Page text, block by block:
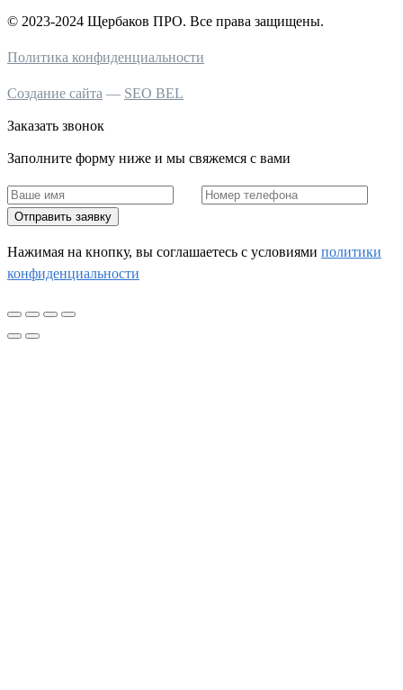
© 2023-2024 Щербаков ПРО. Все права защищены.
Политика конфиденциальности
Создание сайта — SEO BEL
Заказать звонок
Заполните форму ниже и мы свяжемся с вами
Отправить заявку
Нажимая на кнопку, вы соглашаетесь c условиями политики
конфиденциальности